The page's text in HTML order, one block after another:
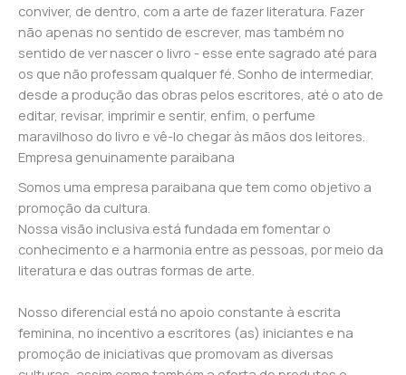
conviver, de dentro, com a arte de fazer literatura. Fazer
não apenas no sentido de escrever, mas também no
sentido de ver nascer o livro - esse ente sagrado até para
os que não professam qualquer fé. Sonho de intermediar,
desde a produção das obras pelos escritores, até o ato de
editar, revisar, imprimir e sentir, enfim, o perfume
maravilhoso do livro e vê-lo chegar às mãos dos leitores.
Empresa genuinamente paraibana
Somos uma empresa paraibana que tem como objetivo a
promoção da cultura.
Nossa visão inclusiva está fundada em fomentar o
conhecimento e a harmonia entre as pessoas, por meio da
literatura e das outras formas de arte.
Nosso diferencial está no apoio constante à escrita
feminina, no incentivo a escritores (as) iniciantes e na
promoção de iniciativas que promovam as diversas